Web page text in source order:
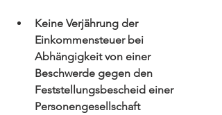
Keine Verjährung der
Einkommensteuer bei
Abhängigkeit von einer
Beschwerde gegen den
Feststellungsbescheid einer
Personengesellschaft